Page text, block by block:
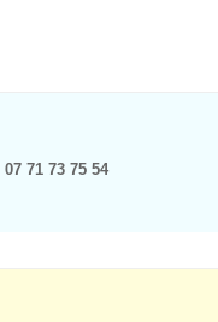
07 71 73 75 54